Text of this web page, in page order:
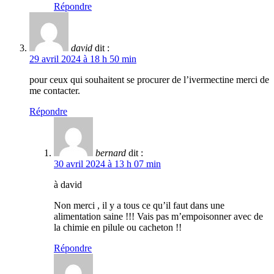
Répondre
david dit :
29 avril 2024 à 18 h 50 min
pour ceux qui souhaitent se procurer de l’ivermectine merci de
me contacter.
Répondre
bernard dit :
30 avril 2024 à 13 h 07 min
à david
Non merci , il y a tous ce qu’il faut dans une
alimentation saine !!! Vais pas m’empoisonner avec de
la chimie en pilule ou cacheton !!
Répondre